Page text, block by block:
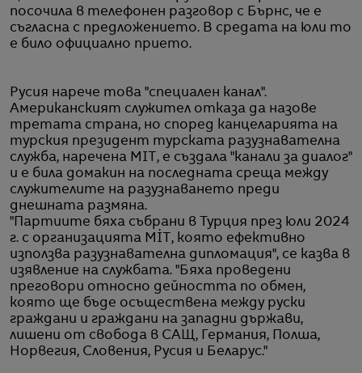
посочила в телефонен разговор с Бърнс, че е
съгласна с предложението. В средата на юли то
е било официално прието.
Русия нарече това "специален канал".
Американският служител отказа да назове
третата страна, но според канцеларията на
турския президент турската разузнавателна
служба, наречена MIT, е създала "канали за диалог"
и е била домакин на последната среща между
служителите на разузнаването преди
днешната размяна.
"Партиите бяха събрани в Турция през юли 2024
г. с организацията MİT, която ефективно
използва разузнавателна дипломация", се казва в
изявление на службата. "Бяха проведени
преговори относно дейността по обмен,
която ще бъде осъществена между руски
граждани и граждани на западни държави,
лишени от свобода в САЩ, Германия, Полша,
Норвегия, Словения, Русия и Беларус."